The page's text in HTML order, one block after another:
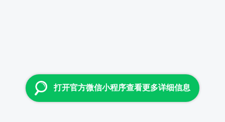
打开官方微信小程序查看更多详细信息